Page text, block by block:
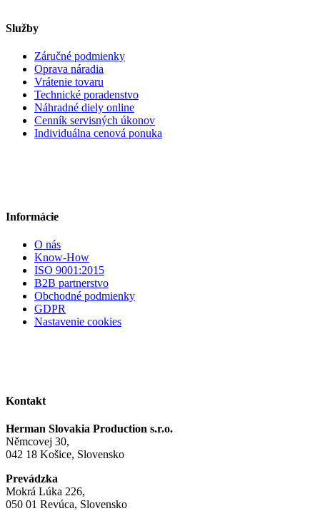
Služby
Záručné podmienky
Oprava náradia
Vrátenie tovaru
Technické poradenstvo
Náhradné diely online
Cenník servisných úkonov
Individuálna cenová ponuka
Informácie
O nás
Know-How
ISO 9001:2015
B2B partnerstvo
Obchodné podmienky
GDPR
Nastavenie cookies
Kontakt
Herman Slovakia Production s.r.o.
Němcovej 30,
042 18 Košice, Slovensko
Prevádzka
Mokrá Lúka 226,
050 01 Revúca, Slovensko